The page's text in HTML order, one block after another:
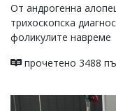
От андрогенна
трихоскопска
фоликулите навреме
прочетено 3488